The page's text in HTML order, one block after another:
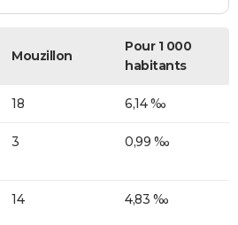
Mouzillon
Pour 1 000
habitants
18 6,14 ‰
3 0,99 ‰
14 4,83 ‰